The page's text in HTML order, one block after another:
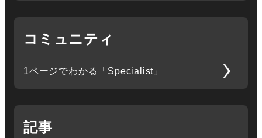
コミュニティ
記事